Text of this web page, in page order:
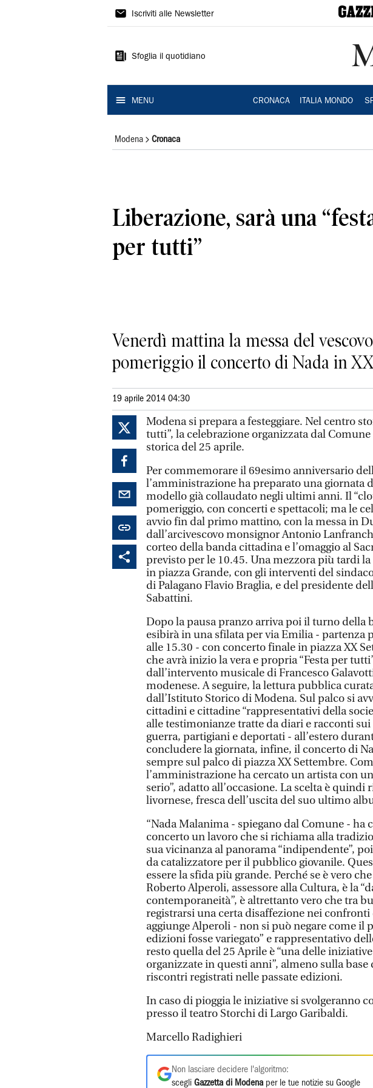
Gazzetta
Modena
Iscriviti alle Newsletter
Sfoglia il quotidiano
MENU CRONACA ITALIA MONDO
Modena Cronaca
Liberazione, sarà una
per tutti”
Venerdì mattina la messa del
pomeriggio il concerto di Nada in
19 aprile 2014 04:30
Modena si prepara a festeggiare. Nel centro
tutti”, la celebrazione organizzata dal
storica del 25 aprile.
Per commemorare il 69esimo anniversario
l’amministrazione ha preparato una giornata
modello già collaudato negli ultimi anni. Il
pomeriggio, con concerti e spettacoli; ma le
avvio fin dal primo mattino, con la messa in
dall’arcivescovo monsignor Antonio
corteo della banda cittadina e l’omaggio al
previsto per le 10.45. Una mezzora più tardi
in piazza Grande, con gli interventi del
di Palagano Flavio Braglia, e del presidente
Sabattini.
Dopo la pausa pranzo arriva poi il turno della
esibirà in una sfilata per via Emilia - partenza
alle 15.30 - con concerto finale in piazza XX
che avrà inizio la vera e propria “Festa per
dall’intervento musicale di Francesco
modenese. A seguire, la lettura pubblica
dall’Istituto Storico di Modena. Sul palco si
cittadini e cittadine “rappresentativi della
alle testimonianze tratte da diari e racconti
guerra, partigiani e deportati - all’estero
concludere la giornata, infine, il concerto di
sempre sul palco di piazza XX Settembre.
l’amministrazione ha cercato un artista con
serio”, adatto all’occasione. La scelta è
livornese, fresca dell’uscita del suo ultimo
“Nada Malanima - spiegano dal Comune - ha
concerto un lavoro che si richiama alla
sua vicinanza al panorama “indipendente”,
da catalizzatore per il pubblico giovanile.
essere la sfida più grande. Perché se è vero
Roberto Alperoli, assessore alla Cultura, è la
contemporaneità”, è altrettanto vero che tra
registrarsi una certa disaffezione nei confronti
aggiunge Alperoli - non si può negare come il
edizioni fosse variegato” e rappresentativo
resto quella del 25 Aprile è “una delle
organizzate in questi anni”, almeno sulla
riscontri registrati nelle passate edizioni.
In caso di pioggia le iniziative si svolgeranno
presso il teatro Storchi di Largo Garibaldi.
Marcello Radighieri
Non lasciare decidere l'algoritmo:
scegli Gazzetta di Modena per le tue notizie su Google